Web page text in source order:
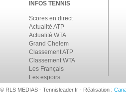
INFOS TENNIS
Scores en direct
Actualité ATP
Actualité WTA
Grand Chelem
Classement ATP
Classement WTA
Les Français
Les espoirs
© RLS MEDIAS - Tennisleader.fr - Réalisation :